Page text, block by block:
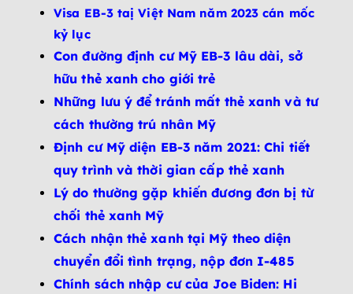
Visa EB-3 taị Việt Nam năm 2023 cán mốc
kỷ lục
Con đường định cư Mỹ EB-3 lâu dài, sở
hữu thẻ xanh cho giới trẻ
Những lưu ý để tránh mất thẻ xanh và tư
cách thường trú nhân Mỹ
Định cư Mỹ diện EB-3 năm 2021: Chi tiết
quy trình và thời gian cấp thẻ xanh
Lý do thường gặp khiến đương đơn bị từ
chối thẻ xanh Mỹ
Cách nhận thẻ xanh tại Mỹ theo diện
chuyển đổi tình trạng, nộp đơn I-485
Chính sách nhập cư của Joe Biden: Hi